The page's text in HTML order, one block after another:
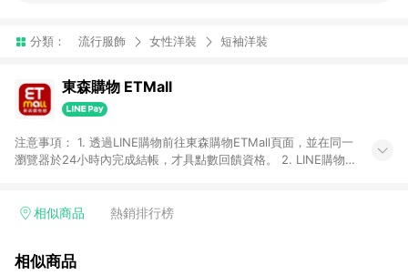
分類： 流行服飾 女性洋裝 短袖洋裝
東森購物 ETMall
注意事項： 1. 透過LINE購物前往東森購物ETMall頁面，並在同一
瀏覽器於24小時內完成結帳，才具點數回饋資格。 2. LINE購物
單，皆不在點數回饋範圍內。 3. 如購買以下類別商品，將無法獲
球嚴選、商城、專案商品、「草莓網」全館商品。 4. 如取消訂
相似商品 熱銷排行榜
相似商品